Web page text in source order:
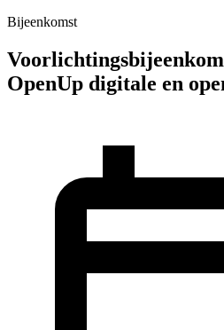
Bijeenkomst
OpenUp digitale en